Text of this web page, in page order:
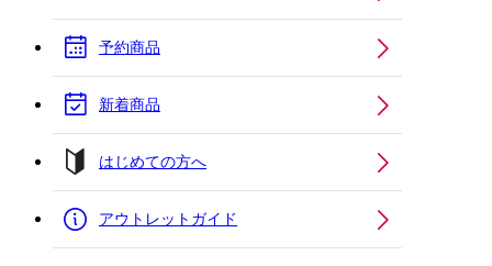
予約商品
新着商品
はじめての方へ
アウトレットガイド